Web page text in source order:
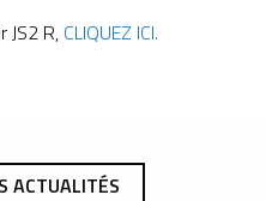
JS2 R, CLIQUEZ ICI.
ACTUALITÉS